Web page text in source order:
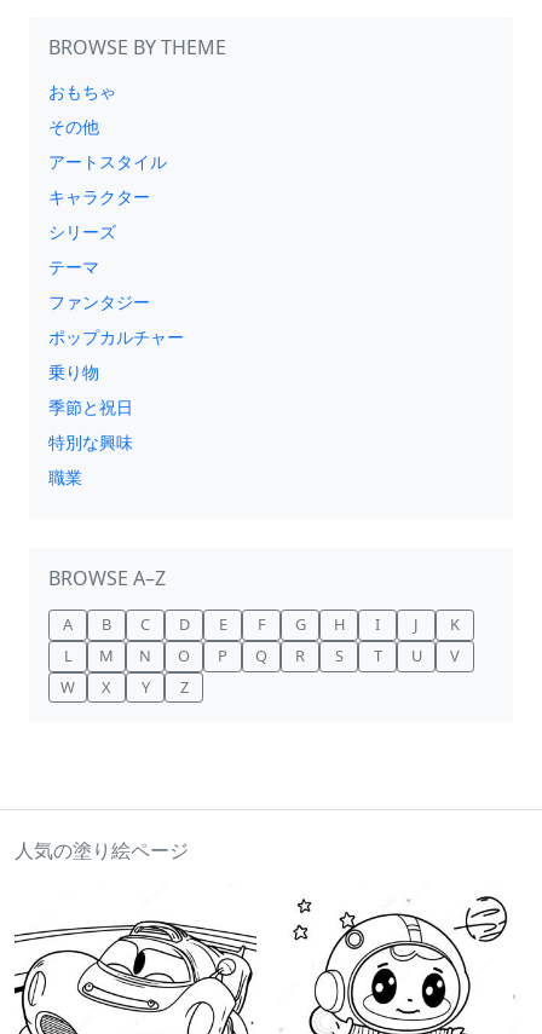
BROWSE BY THEME
おもちゃ
その他
アートスタイル
キャラクター
シリーズ
テーマ
ファンタジー
ポップカルチャー
乗り物
季節と祝日
特別な興味
職業
BROWSE A–Z
A B C D E F G H I J
K
L
M N O P Q R S T U
V
W
X Y Z
人気の塗り絵ページ